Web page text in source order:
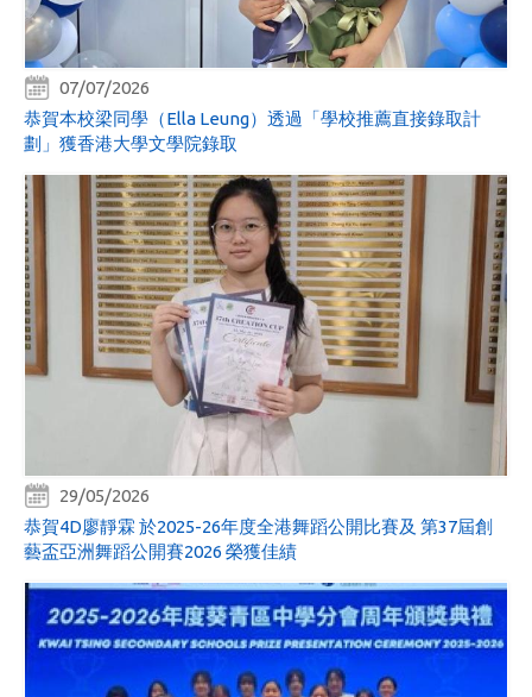
07/07/2026
恭賀本校梁同學（Ella Leung）透過「學校推薦直接錄取計
劃」獲香港大學文學院錄取
29/05/2026
恭賀4D廖靜霖 於2025-26年度全港舞蹈公開比賽及 第37屆創
藝盃亞洲舞蹈公開賽2026 榮獲佳績